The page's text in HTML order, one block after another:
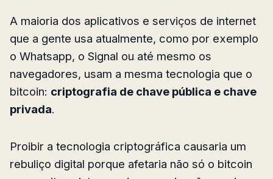
A maioria dos aplicativos e serviços de internet
que a gente usa atualmente, como por exemplo
o Whatsapp, o Signal ou até mesmo os
navegadores, usam a mesma tecnologia que o
bitcoin: criptografia de chave pública e chave
privada.
Proibir a tecnologia criptográfica causaria um
rebuliço digital porque afetaria não só o bitcoin